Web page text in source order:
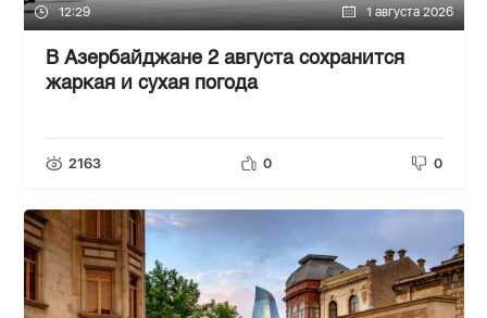
12:29 1 августа 2026
В Азербайджане 2 августа сохранится
жаркая и сухая погода
2163 0 0